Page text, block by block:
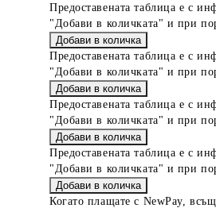
Предоставената таблица е с
"Добави в количката" и при
Предоставената таблица е с
"Добави в количката" и при
Предоставената таблица е с
"Добави в количката" и при
Предоставената таблица е с
"Добави в количката" и при
Когато плащате с NewPay,